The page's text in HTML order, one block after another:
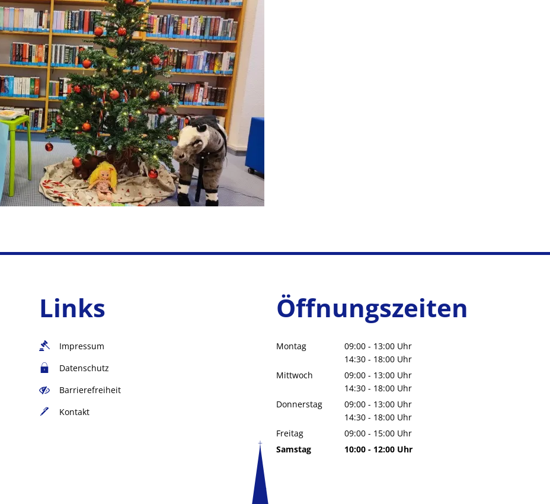
Links
Impressum
Datenschutz
Barrierefreiheit
Kontakt
Öffnungszeiten
Montag 09:00 - 13:00 Uhr
Von 09:00 bis 13:00 Uhr
14:30 - 18:00 Uhr
Von 14:30 bis 18:00 Uhr
Mittwoch 09:00 - 13:00 Uhr
Von 09:00 bis 13:00 Uhr
14:30 - 18:00 Uhr
Von 14:30 bis 18:00 Uhr
Donnerstag 09:00 - 13:00 Uhr
Von 09:00 bis 13:00 Uhr
14:30 - 18:00 Uhr
Von 14:30 bis 18:00 Uhr
Freitag 09:00 - 15:00 Uhr
Von 09:00 bis 15:00 Uhr
Samstag 10:00 - 12:00 Uhr